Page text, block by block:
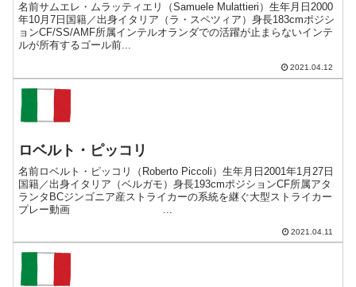
名前サムエレ・ムラッティエリ（Samuele Mulattieri）生年月日2000
年10月7日国籍／出身イタリア（ラ・スペツィア）身長183cmポジシ
ョンCF/SS/AMF所属インテルオランダでの活躍が止まらないインテ
ルが所有するゴール前...
2021.04.12
ロベルト・ピッコリ
名前ロベルト・ピッコリ（Roberto Piccoli）生年月日2001年1月27日
国籍／出身イタリア（ベルガモ）身長193cmポジションCF所属アタ
ランタBCジンゴニア産ストライカーの系統を継ぐ大型ストライカー
プレー動画 ...
2021.04.11